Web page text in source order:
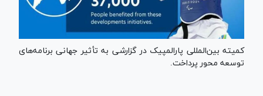
کمیته بین‌المللی پارالمپیک در گزارشی به تأثیر جهانی برنامه‌های
توسعه محور پرداخت.